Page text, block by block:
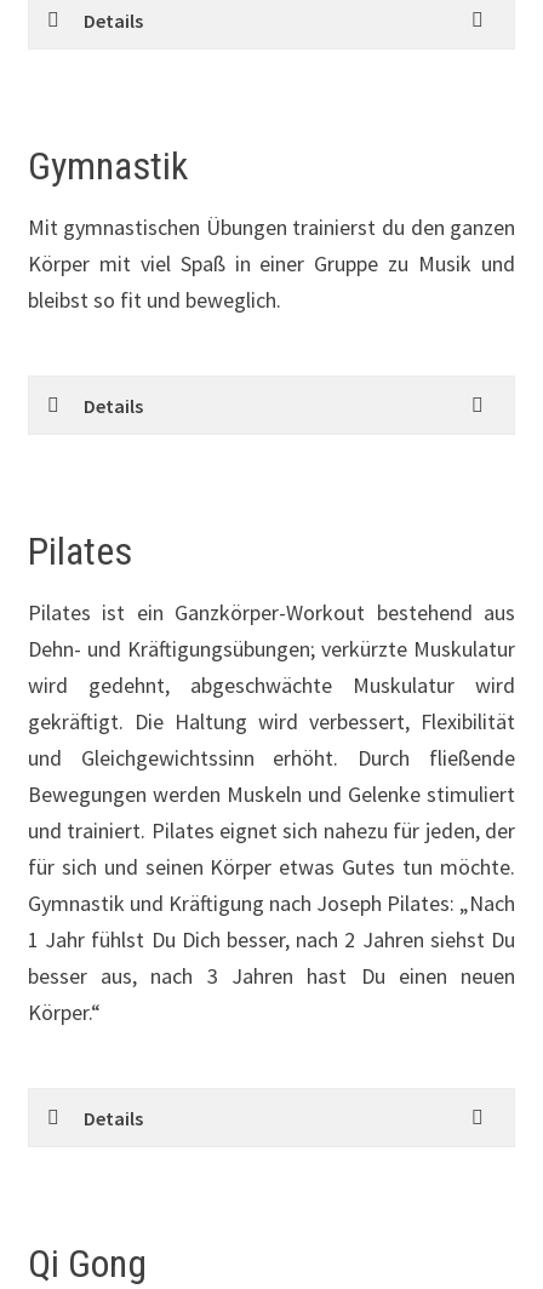
Details
Gymnastik
Mit gymnastischen Übungen trainierst du den ganzen
Körper mit viel Spaß in einer Gruppe zu Musik und
bleibst so fit und beweglich.
Details
Pilates
Pilates ist ein Ganzkörper-Workout bestehend aus
Dehn- und Kräftigungsübungen; verkürzte Muskulatur
wird gedehnt, abgeschwächte Muskulatur wird
gekräftigt. Die Haltung wird verbessert, Flexibilität
und Gleichgewichtssinn erhöht. Durch fließende
Bewegungen werden Muskeln und Gelenke stimuliert
und trainiert. Pilates eignet sich nahezu für jeden, der
für sich und seinen Körper etwas Gutes tun möchte.
Gymnastik und Kräftigung nach Joseph Pilates: „Nach
1 Jahr fühlst Du Dich besser, nach 2 Jahren siehst Du
besser aus, nach 3 Jahren hast Du einen neuen
Körper.“
Details
Qi Gong